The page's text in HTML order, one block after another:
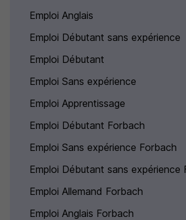
Emploi Anglais
Emploi Débutant sans expérience
Emploi Débutant
Emploi Sans expérience
Emploi Apprentissage
Emploi Débutant Forbach
Emploi Sans expérience Forbach
Emploi Débutant sans expérience
Emploi Allemand Forbach
Emploi Anglais Forbach